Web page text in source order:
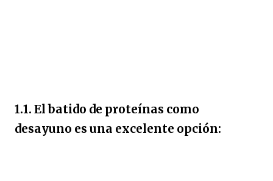
1.1. El batido de proteínas como
desayuno es una excelente opción: